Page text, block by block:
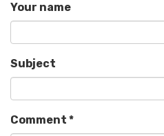
Your name
Subject
Comment *